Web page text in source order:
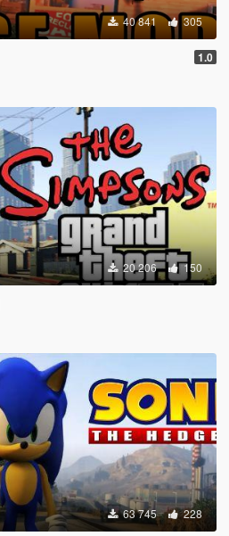
40 841 305
1.0
20 206 150
63 745 228